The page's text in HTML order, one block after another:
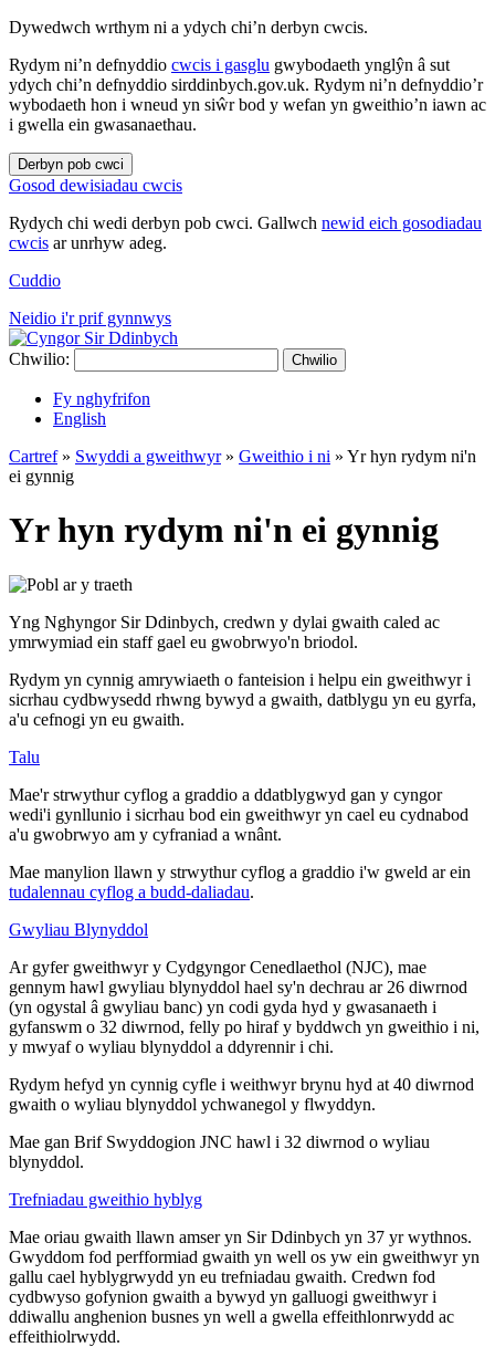
Dywedwch wrthym ni a ydych chi’n derbyn cwcis.
Rydym ni’n defnyddio cwcis i gasglu gwybodaeth ynglŷn â sut
ydych chi’n defnyddio sirddinbych.gov.uk. Rydym ni’n defnyddio’r
wybodaeth hon i wneud yn siŵr bod y wefan yn gweithio’n iawn ac
i gwella ein gwasanaethau.
Derbyn pob cwci
Gosod dewisiadau cwcis
Rydych chi wedi derbyn pob cwci. Gallwch newid eich gosodiadau
cwcis ar unrhyw adeg.
Cuddio
Neidio i'r prif gynnwys
Chwilio: Chwilio
Fy nghyfrifon
English
Cartref» Swyddi a gweithwyr» Gweithio i ni » Yr hyn rydym ni'n
ei gynnig
Yr hyn rydym ni'n ei gynnig
Yng Nghyngor Sir Ddinbych, credwn y dylai gwaith caled ac
ymrwymiad ein staff gael eu gwobrwyo'n briodol.
Rydym yn cynnig amrywiaeth o fanteision i helpu ein gweithwyr i
sicrhau cydbwysedd rhwng bywyd a gwaith, datblygu yn eu gyrfa,
a'u cefnogi yn eu gwaith.
Talu
Mae'r strwythur cyflog a graddio a ddatblygwyd gan y cyngor
wedi'i gynllunio i sicrhau bod ein gweithwyr yn cael eu cydnabod
a'u gwobrwyo am y cyfraniad a wnânt.
Mae manylion llawn y strwythur cyflog a graddio i'w gweld ar ein
tudalennau cyflog a budd-daliadau.
Gwyliau Blynyddol
Ar gyfer gweithwyr y Cydgyngor Cenedlaethol (NJC), mae
gennym hawl gwyliau blynyddol hael sy'n dechrau ar 26 diwrnod
(yn ogystal â gwyliau banc) yn codi gyda hyd y gwasanaeth i
gyfanswm o 32 diwrnod, felly po hiraf y byddwch yn gweithio i ni,
y mwyaf o wyliau blynyddol a ddyrennir i chi.
Rydym hefyd yn cynnig cyfle i weithwyr brynu hyd at 40 diwrnod
gwaith o wyliau blynyddol ychwanegol y flwyddyn.
Mae gan Brif Swyddogion JNC hawl i 32 diwrnod o wyliau
blynyddol.
Trefniadau gweithio hyblyg
Mae oriau gwaith llawn amser yn Sir Ddinbych yn 37 yr wythnos.
Gwyddom fod perfformiad gwaith yn well os yw ein gweithwyr yn
gallu cael hyblygrwydd yn eu trefniadau gwaith. Credwn fod
cydbwyso gofynion gwaith a bywyd yn galluogi gweithwyr i
ddiwallu anghenion busnes yn well a gwella effeithlonrwydd ac
effeithiolrwydd.